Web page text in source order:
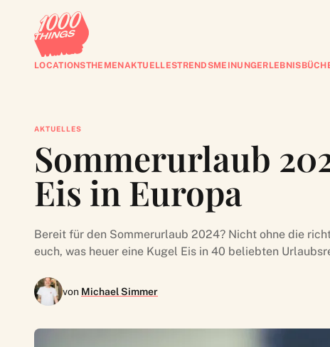
LOCATIONSTHEMENAKTUELLESTRENDSMEINUNG
AKTUELLES
Sommerurlaub
Eis in Europa
Bereit für den Sommerurlaub 2024? Nicht ohne die
euch, was heuer eine Kugel Eis in 40 beliebten
von Michael Simmer